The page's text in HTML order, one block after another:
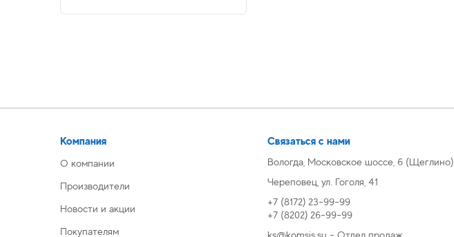
Компания
О компании
Производители
Новости и акции
Покупателям
Связаться с нами
Вологда, Московское шоссе, 6 (Щеглино)
Череповец, ул. Гоголя, 41
+7 (8172) 23-99-99
+7 (8202) 26-99-99
ks@komsis.su - Отдел продаж